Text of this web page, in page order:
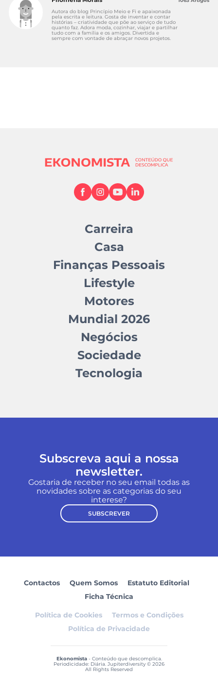
Autora do blog Princípio Meio e Fi e apaixonada
pela escrita e leitura. Gosta de inventar e contar
histórias – criatividade que põe ao serviço de tudo
quanto faz. Adora moda, cozinhar, viajar e partilhar
tudo com a família e os amigos. Divertida e
sempre com vontade de abraçar novos projetos.
Carreira
Casa
Finanças Pessoais
Lifestyle
Motores
Mundial 2026
Negócios
Sociedade
Tecnologia
Subscreva aqui a nossa
newsletter.
Gostaria de receber no seu email todas as
novidades sobre as categorias do seu
interese?
SUBSCREVER
Contactos Quem Somos
Estatuto Editorial
Ficha Técnica
Política de Cookies
Termos e Condições
Política de Privacidade
Ekonomista- Conteúdo que descomplica.
Periodicidade: Diária. Jupiterdiversity © 2026
All Rights Reserved